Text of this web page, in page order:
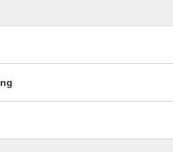
e. V.